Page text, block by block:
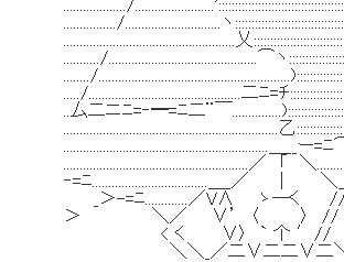
.................../
................/.............................ヽ
....................................................乂
.........../.............................................⌒ヽ
......../
...../..............................................二ﾆ=ﾁ
..厶二ニﾆ=‐━=ﾆ二¨￣
‐=ﾆ...................................
_＞-=ﾆ.............／
＞ ＼／ ∨’
< く ∨〉 ` 个
＼＼_／二∨二二∨二＼／